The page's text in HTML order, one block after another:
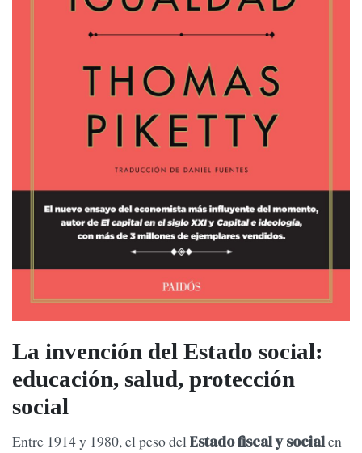
La invención del Estado social:
educación, salud, protección
social
Entre 1914 y 1980, el peso delEstado fiscal y socialen